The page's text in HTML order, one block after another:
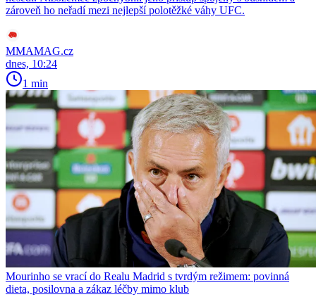
zároveň ho neřadí mezi nejlepší polotěžké váhy UFC.
MMAMAG.cz
dnes, 10:24
1 min
Mourinho se vrací do Realu Madrid s tvrdým režimem: povinná
dieta, posilovna a zákaz léčby mimo klub